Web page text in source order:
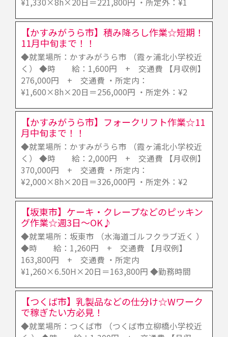
¥1,330×8h×20日＝221,800円 ・所定外：¥1
【かすみがうら市】積み降ろし作業☆短期！
11月中旬まで！！
◆就業場所：かすみがうら市 （霞ヶ浦北小学校近
く） ◆時 給：1,600円 + 交通費 【月収例】
276,000円 + 交通費 ・所定内：
¥1,600×8h×20日＝256,000円 ・所定外：¥2
【かすみがうら市】フォークリフト作業☆11
月中旬まで！！
◆就業場所：かすみがうら市 （霞ヶ浦北小学校近
く） ◆時 給：2,000円 + 交通費 【月収例】
370,000円 + 交通費 ・所定内：
¥2,000×8h×20日＝326,000円 ・所定外：¥2
【坂東市】ケーキ・クレープなどのピッキン
グ作業☆週3日～OK♪
◆就業場所：坂東市 （水海道ゴルフクラブ近く ）
◆時 給：1,260円 + 交通費 【月収例】
163,800円 + 交通費 ・所定内
¥1,260×6.50H×20日＝163,800円 ◆勤務時間
【つくば市】乳製品などの仕分け☆Wワーク
で稼ぎたい方必見！
◆就業場所：つくば市 （つくば市立柳橋小学校近